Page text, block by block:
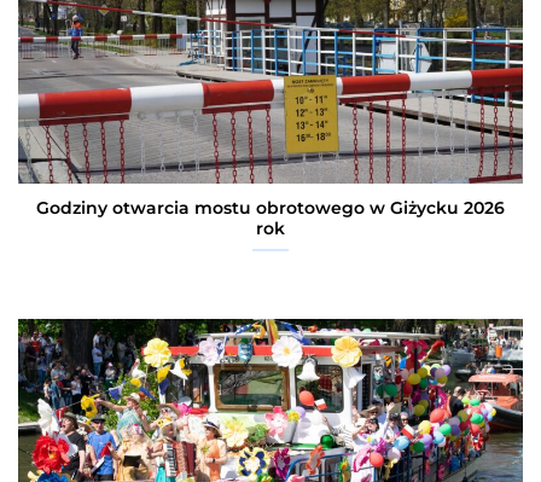
Godziny otwarcia mostu obrotowego w Giżycku 2026
rok